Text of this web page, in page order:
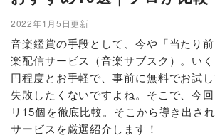
2022年1月5日更新
音楽鑑賞の手段として、今や「当たり
楽配信サービス（音楽サブスク）。い
円程度とお手軽で、事前に無料でお試し
失敗したくないですよね。そこで、今
リ15個を徹底比較。そこから導き出さ
サービスを厳選紹介します！